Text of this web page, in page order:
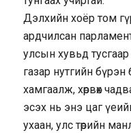
Дэлхийн хоёр том
ардчилсан
улсын хувьд тусгаар
газар нутгийн
хамгаалж, хөрвөх
эсэх нь энэ цаг
ухаан, улс төрийн